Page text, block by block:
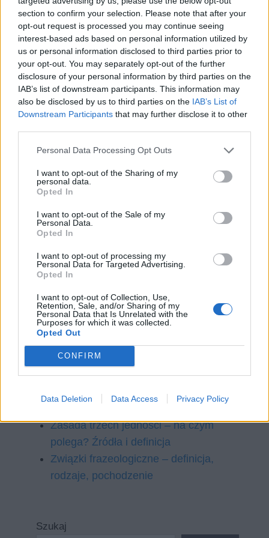
section to confirm your selection. Please note that after your
opt-out request is processed you may continue seeing
interest-based ads based on personal information utilized by
us or personal information disclosed to third parties prior to
your opt-out. You may separately opt-out of the further
disclosure of your personal information by third parties on the
IAB’s list of downstream participants. This information may
also be disclosed by us to third parties on the IAB’s List of
Downstream Participants that may further disclose it to other
Personal Data Processing Opt Outs
I want to opt-out of the Sharing of my
personal data.
Opted In
I want to opt-out of the Sale of my
Personal Data.
Opted In
I want to opt-out of processing my
Personal Data for Targeted Advertising.
Opted In
I want to opt-out of Collection, Use,
Retention, Sale, and/or Sharing of my
Personal Data that Is Unrelated with the
Purposes for which it was collected.
Opted Out
CONFIRM
Data Deletion Data Access Privacy Policy
tworzyć
Palindrom – do przodu i wstecz. Definicja
i przykłady palindromów
Plan wydarzeń – jak go napisać
Poemat heroikomiczny – definicja, cechy,
przykłady
Porównanie homeryckie – co to jest?
Definicja, budowa i przykłady
przykłady
Przypowieść – definicja, cechy, przykłady
Sacrum i profanum – co to znaczy?
cechy charakterystyczne
wzięła?
Stanisław Jachowicz – biografia skrócona
Symbolizm w literaturze – definicja,
przykłady, twórcy i dzieła
oraz przygotowanie wypowiedzi
maturalnej
Tragedia w literaturze – definicja, cechy,
Zasada trzech jedności – na czym
polega? Źródła i definicja
Związki frazeologiczne – definicja,
rodzaje, pochodzenie
Szukaj